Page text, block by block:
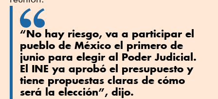
“No hay riesgo, va a participar el
pueblo de México el primero de
junio para elegir al Poder Judicial.
El INE ya aprobó el presupuesto y
tiene propuestas claras de cómo
será la elección”, dijo.